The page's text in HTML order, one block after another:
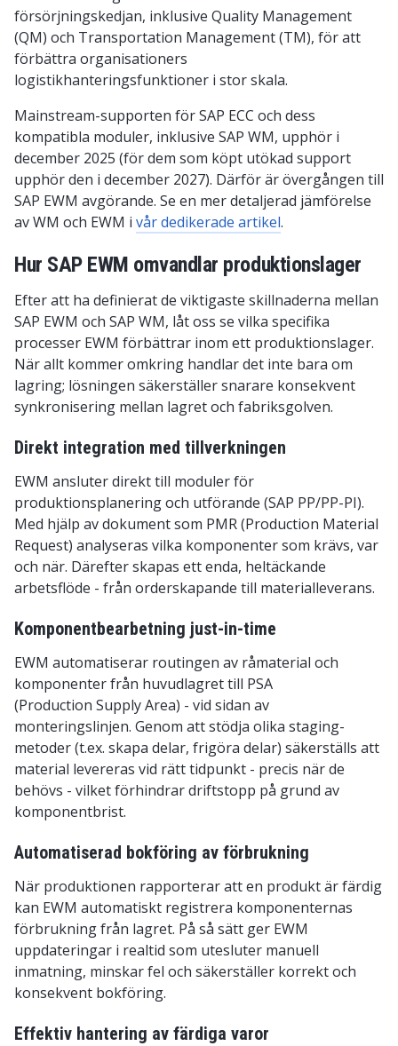
försörjningskedjan, inklusive Quality Management
(QM) och Transportation Management (TM), för att
förbättra organisationers
logistikhanteringsfunktioner i stor skala.
Mainstream-supporten för SAP ECC och dess
kompatibla moduler, inklusive SAP WM, upphör i
december 2025 (för dem som köpt utökad support
upphör den i december 2027). Därför är övergången till
SAP EWM avgörande. Se en mer detaljerad jämförelse
av WM och EWM i vår dedikerade artikel.
Hur SAP EWM omvandlar produktionslager
Efter att ha definierat de viktigaste skillnaderna mellan
SAP EWM och SAP WM, låt oss se vilka specifika
processer EWM förbättrar inom ett produktionslager.
När allt kommer omkring handlar det inte bara om
lagring; lösningen säkerställer snarare konsekvent
synkronisering mellan lagret och fabriksgolven.
Direkt integration med tillverkningen
EWM ansluter direkt till moduler för
produktionsplanering och utförande (SAP PP/PP-PI).
Med hjälp av dokument som PMR (Production Material
Request) analyseras vilka komponenter som krävs, var
och när. Därefter skapas ett enda, heltäckande
arbetsflöde - från orderskapande till materialleverans.
Komponentbearbetning just-in-time
EWM automatiserar routingen av råmaterial och
komponenter från huvudlagret till PSA
(Production Supply Area) - vid sidan av
monteringslinjen. Genom att stödja olika staging-
metoder (t.ex. skapa delar, frigöra delar) säkerställs att
material levereras vid rätt tidpunkt - precis när de
behövs - vilket förhindrar driftstopp på grund av
komponentbrist.
Automatiserad bokföring av förbrukning
När produktionen rapporterar att en produkt är färdig
kan EWM automatiskt registrera komponenternas
förbrukning från lagret. På så sätt ger EWM
uppdateringar i realtid som utesluter manuell
inmatning, minskar fel och säkerställer korrekt och
konsekvent bokföring.
Effektiv hantering av färdiga varor